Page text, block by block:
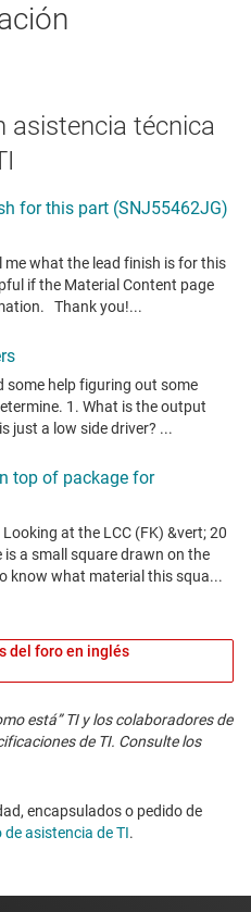
asistencia técnica
del foro en inglés
está” TI y los colaboradores de
de TI. Consulte los
encapsulados o pedido de
de asistencia de TI. ​​​​​​​​​​​​​​